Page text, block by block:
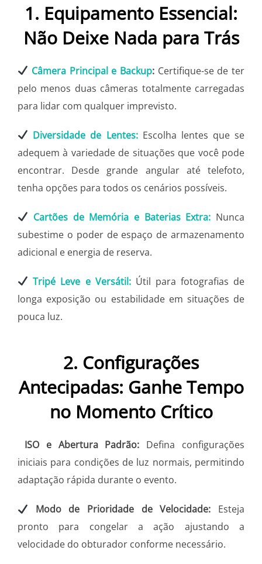
1. Equipamento Essencial:
Não Deixe Nada para Trás
Câmera Principal e Backup:Certifique-se de ter
pelo menos duas câmeras totalmente carregadas
para lidar com qualquer imprevisto.
Diversidade de Lentes:Escolha lentes que se
adequem à variedade de situações que você pode
encontrar. Desde grande angular até telefoto,
tenha opções para todos os cenários possíveis.
Cartões de Memória e Baterias Extra: Nunca
subestime o poder de espaço de armazenamento
adicional e energia de reserva.
Tripé Leve e Versátil:Útil para fotografias de
longa exposição ou estabilidade em situações de
pouca luz.
2. Configurações
Antecipadas: Ganhe Tempo
no Momento Crítico
ISO e Abertura Padrão: Defina configurações
iniciais para condições de luz normais, permitindo
adaptação rápida durante o evento.
Modo de Prioridade de Velocidade: Esteja
pronto para congelar a ação ajustando a
velocidade do obturador conforme necessário.